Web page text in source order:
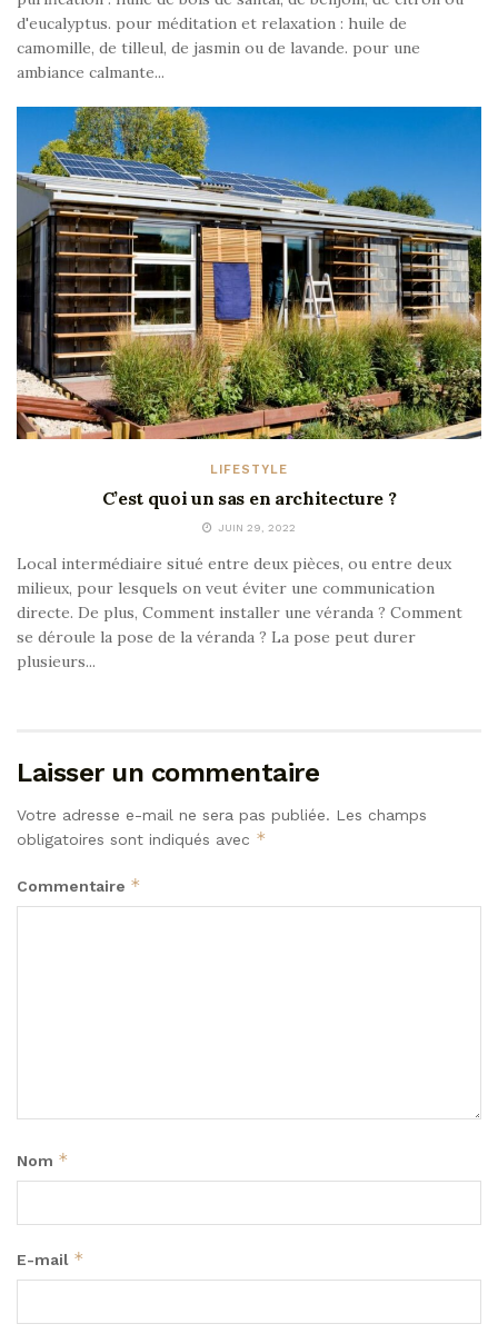
d'eucalyptus. pour méditation et relaxation : huile de
camomille, de tilleul, de jasmin ou de lavande. pour une
ambiance calmante...
LIFESTYLE
C’est quoi un sas en architecture ?
JUIN 29, 2022
Local intermédiaire situé entre deux pièces, ou entre deux
milieux, pour lesquels on veut éviter une communication
directe. De plus, Comment installer une véranda ? Comment
se déroule la pose de la véranda ? La pose peut durer
plusieurs...
Laisser un commentaire
Votre adresse e-mail ne sera pas publiée. Les champs
obligatoires sont indiqués avec *
Commentaire *
Nom *
E-mail *